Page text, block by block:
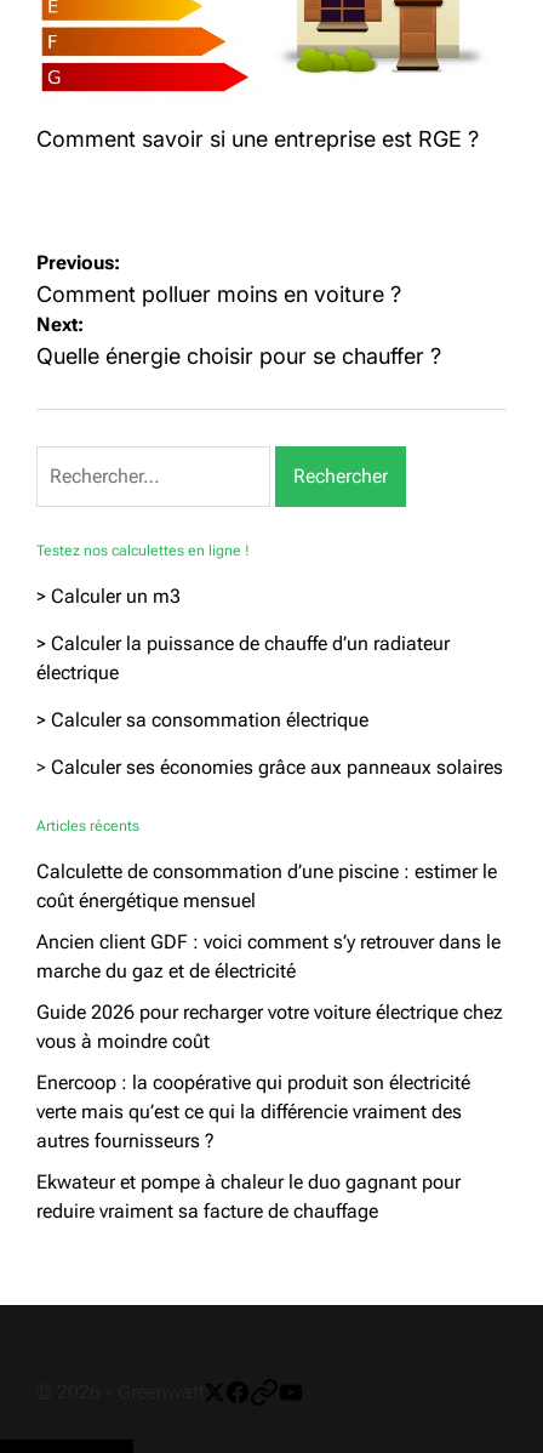
Comment savoir si une entreprise est RGE ?
Navigation
de
l’article
Previous:
Comment polluer moins en voiture ?
Next:
Quelle énergie choisir pour se chauffer ?
Testez nos calculettes en ligne !
> Calculer un m3
> Calculer la puissance de chauffe d’un radiateur
électrique
> Calculer sa consommation électrique
> Calculer ses économies grâce aux panneaux solaires
Articles récents
Calculette de consommation d’une piscine : estimer le
coût énergétique mensuel
Ancien client GDF : voici comment s’y retrouver dans le
marche du gaz et de électricité
Guide 2026 pour recharger votre voiture électrique chez
vous à moindre coût
Enercoop : la coopérative qui produit son électricité
verte mais qu’est ce qui la différencie vraiment des
autres fournisseurs ?
Ekwateur et pompe à chaleur le duo gagnant pour
reduire vraiment sa facture de chauffage